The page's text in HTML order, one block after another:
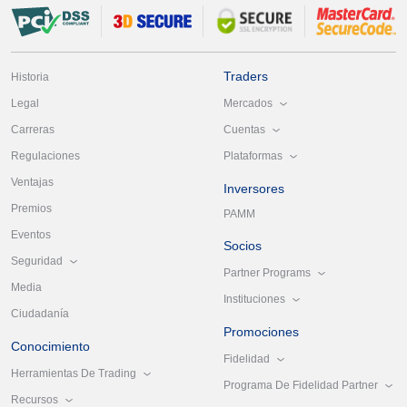
Historia
Legal
Carreras
Regulaciones
Ventajas
Premios
Eventos
Seguridad
Media
Ciudadanía
Conocimiento
Herramientas De Trading
Recursos
Traders
Mercados
Cuentas
Plataformas
Inversores
PAMM
Socios
Partner Programs
Instituciones
Promociones
Fidelidad
Programa De Fidelidad Partner